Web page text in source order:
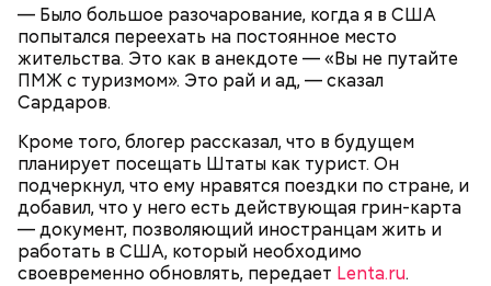
— Было большое разочарование, когда я в США
попытался переехать на постоянное место
жительства. Это как в анекдоте — «Вы не путайте
ПМЖ с туризмом». Это рай и ад, — сказал
Сардаров.
Кроме того, блогер рассказал, что в будущем
планирует посещать Штаты как турист. Он
подчеркнул, что ему нравятся поездки по стране, и
добавил, что у него есть действующая грин-карта
— документ, позволяющий иностранцам жить и
работать в США, который необходимо
своевременно обновлять, передает Lenta.ru.